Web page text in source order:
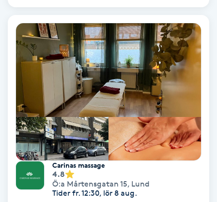
Vårtor
Yin Yoga
Yoga Nidra
Yogamassage
Zonterapi
Carinas massage
4.8
Ö:a Mårtensgatan 15, Lund
Tider fr. 12:30, lör 8 aug.